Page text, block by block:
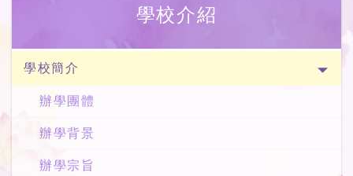
學校介紹
學校簡介
辦學團體
辦學背景
辦學宗旨